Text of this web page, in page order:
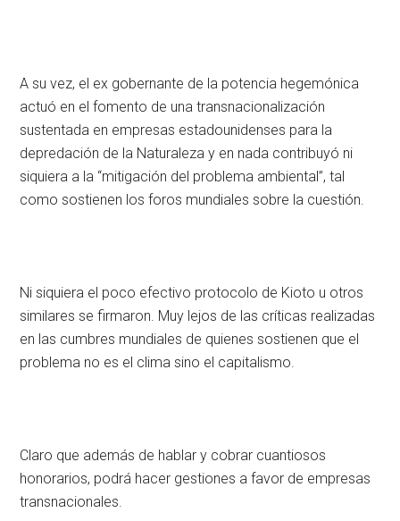
A su vez, el ex gobernante de la potencia hegemónica
actuó en el fomento de una transnacionalización
sustentada en empresas estadounidenses para la
depredación de la Naturaleza y en nada contribuyó ni
siquiera a la “mitigación del problema ambiental”, tal
como sostienen los foros mundiales sobre la cuestión.
Ni siquiera el poco efectivo protocolo de Kioto u otros
similares se firmaron. Muy lejos de las críticas realizadas
en las cumbres mundiales de quienes sostienen que el
problema no es el clima sino el capitalismo.
Claro que además de hablar y cobrar cuantiosos
honorarios, podrá hacer gestiones a favor de empresas
transnacionales.